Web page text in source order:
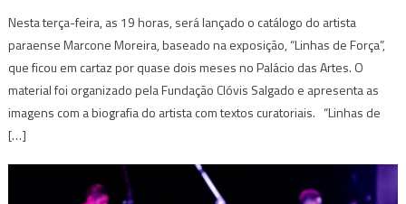
Nesta terça-feira, as 19 horas, será lançado o catálogo do artista
paraense Marcone Moreira, baseado na exposição, “Linhas de Força”,
que ficou em cartaz por quase dois meses no Palácio das Artes. O
material foi organizado pela Fundação Clóvis Salgado e apresenta as
imagens com a biografia do artista com textos curatoriais. “Linhas de
[…]